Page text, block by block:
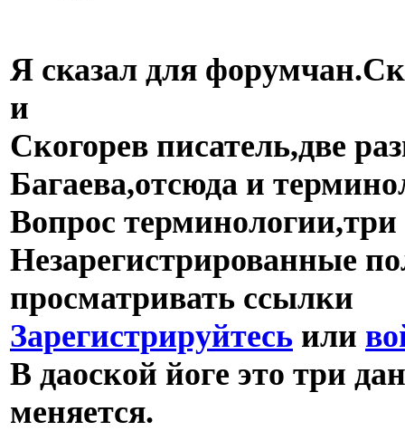
Я сказал для
и
Скогорев писатель,две
Багаева,отсюда и
Вопрос
Незарегистрированные
просматривать ссылки
Зарегистрируйтесь или
В даоской йоге это три
меняется.